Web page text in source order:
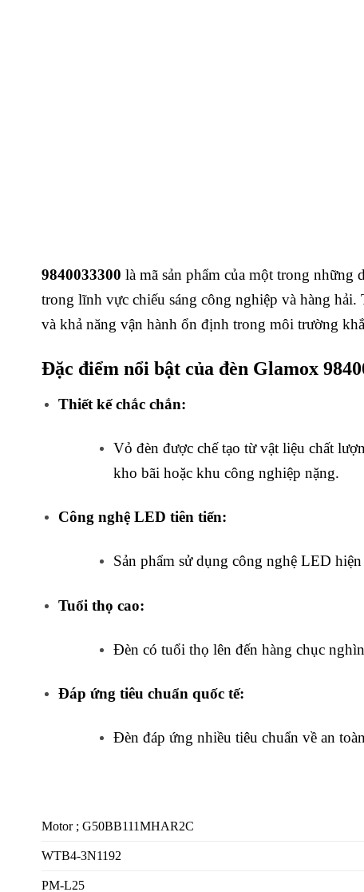
9840033300 là mã sản phẩm của một trong
trong lĩnh vực chiếu sáng công nghiệp và hàng
và khả năng vận hành ổn định trong môi trường
Đặc điểm nổi bật của đèn Glamox
Thiết kế chắc chắn:
Vỏ đèn được chế tạo từ vật liệu chất
kho bãi hoặc khu công nghiệp nặng.
Công nghệ LED tiên tiến:
Sản phẩm sử dụng công nghệ LED
Tuổi thọ cao:
Đèn có tuổi thọ lên đến hàng chục
Đáp ứng tiêu chuẩn quốc tế:
Đèn đáp ứng nhiều tiêu chuẩn về an
Motor ; G50BB111MHAR2C
WTB4-3N1192
PM-L25